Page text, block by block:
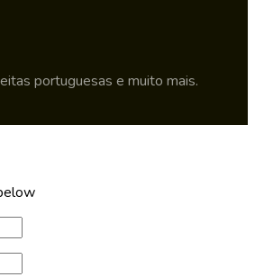
portuguesas e muito mais.